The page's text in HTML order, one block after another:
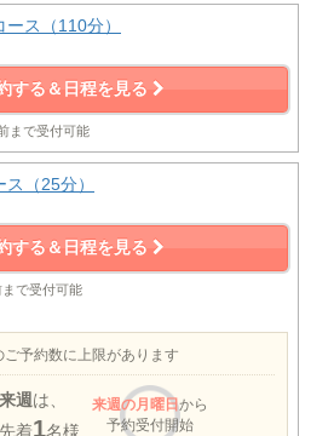
ス（110分）
する＆日程を見る
まで受付可能
（25分）
する＆日程を見る
まで受付可能
予約数に上限があります
来週 は、
先着1名様
来週の月曜日から
予約受付開始